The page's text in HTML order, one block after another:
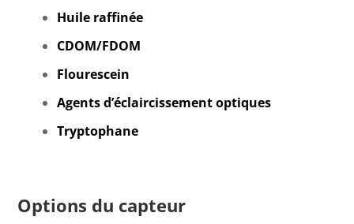
Huile raffinée
CDOM/FDOM
Flourescein
Agents d’éclaircissement optiques
Tryptophane
Options du capteur